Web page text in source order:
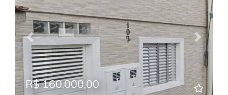
Previous Next
R$ 160.000,00